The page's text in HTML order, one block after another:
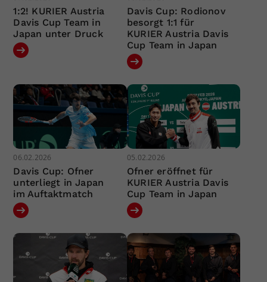
1:2! KURIER Austria
Davis Cup Team in
Japan unter Druck
Davis Cup: Rodionov
besorgt 1:1 für
KURIER Austria Davis
Cup Team in Japan
06.02.2026
Davis Cup: Ofner
unterliegt in Japan
im Auftaktmatch
05.02.2026
Ofner eröffnet für
KURIER Austria Davis
Cup Team in Japan